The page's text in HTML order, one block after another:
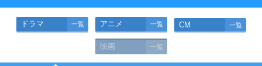
ドラマ 一覧 アニメ 一覧 CM 一覧
映画 一覧